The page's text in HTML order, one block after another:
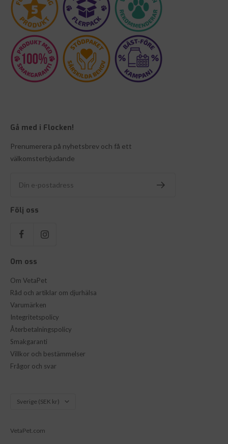
Gå med i Flocken!
Prenumerera på nyhetsbrev och få ett
välkomsterbjudande
Din e-postadress
Följ oss
Om oss
Om VetaPet
Råd och artiklar om djurhälsa
Varumärken
Integritetspolicy
Återbetalningspolicy
Smakgaranti
Villkor och bestämmelser
Frågor och svar
Land/Region Sverige (SEK kr)
VetaPet.com